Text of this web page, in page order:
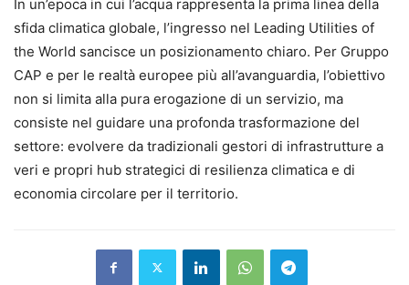
In un’epoca in cui l’acqua rappresenta la prima linea della
sfida climatica globale, l’ingresso nel Leading Utilities of
the World sancisce un posizionamento chiaro. Per Gruppo
CAP e per le realtà europee più all’avanguardia, l’obiettivo
non si limita alla pura erogazione di un servizio, ma
consiste nel guidare una profonda trasformazione del
settore: evolvere da tradizionali gestori di infrastrutture a
veri e propri hub strategici di resilienza climatica e di
economia circolare per il territorio.